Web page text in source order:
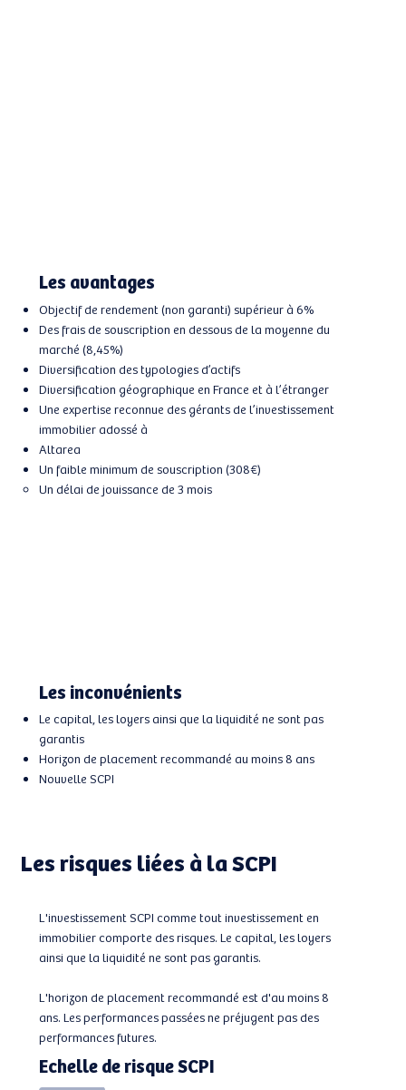
Les avantages
Objectif de rendement (non garanti) supérieur à 6%
Des frais de souscription en dessous de la moyenne du
marché (8,45%)
Diversification des typologies d’actifs
Diversification géographique en France et à l’étranger
Une expertise reconnue des gérants de l’investissement
immobilier adossé à
Altarea
Un faible minimum de souscription (308€)
Un délai de jouissance de 3 mois
Les inconvénients
Le capital, les loyers ainsi que la liquidité ne sont pas
garantis
Horizon de placement recommandé au moins 8 ans
Nouvelle SCPI
Les risques liées à la SCPI
L'investissement SCPI comme tout investissement en
immobilier comporte des risques. Le capital, les loyers
ainsi que la liquidité ne sont pas garantis.
L'horizon de placement recommandé est d'au moins 8
ans. Les performances passées ne préjugent pas des
performances futures.
Echelle de risque SCPI